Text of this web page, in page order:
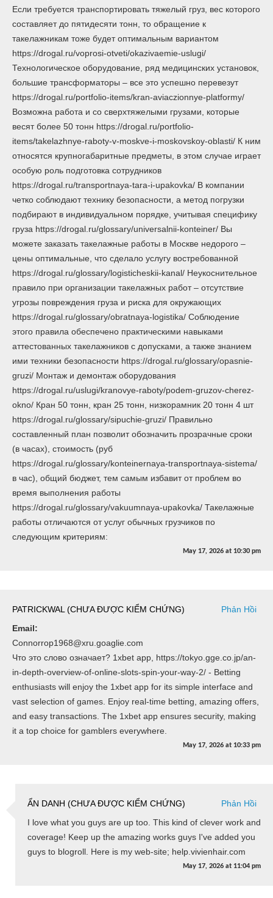
Если требуется транспортировать тяжелый груз, вес которого
составляет до пятидесяти тонн, то обращение к
такелажникам тоже будет оптимальным вариантом
https://drogal.ru/voprosi-otveti/okazivaemie-uslugi/
Технологическое оборудование, ряд медицинских установок,
большие трансформаторы – все это успешно перевезут
https://drogal.ru/portfolio-items/kran-aviaczionnye-platformy/
Возможна работа и со сверхтяжелыми грузами, которые
весят более 50 тонн https://drogal.ru/portfolio-
items/takelazhnye-raboty-v-moskve-i-moskovskoy-oblasti/ К ним
относятся крупногабаритные предметы, в этом случае играет
особую роль подготовка сотрудников
https://drogal.ru/transportnaya-tara-i-upakovka/ В компании
четко соблюдают технику безопасности, а метод погрузки
подбирают в индивидуальном порядке, учитывая специфику
груза https://drogal.ru/glossary/universalnii-konteiner/ Вы
можете заказать такелажные работы в Москве недорого –
цены оптимальные, что сделало услугу востребованной
https://drogal.ru/glossary/logisticheskii-kanal/ Неукоснительное
правило при организации такелажных работ – отсутствие
угрозы повреждения груза и риска для окружающих
https://drogal.ru/glossary/obratnaya-logistika/ Соблюдение
этого правила обеспечено практическими навыками
аттестованных такелажников с допусками, а также знанием
ими техники безопасности https://drogal.ru/glossary/opasnie-
gruzi/ Монтаж и демонтаж оборудования
https://drogal.ru/uslugi/kranovye-raboty/podem-gruzov-cherez-
okno/ Кран 50 тонн, кран 25 тонн, низкорамник 20 тонн 4 шт
https://drogal.ru/glossary/sipuchie-gruzi/ Правильно
составленный план позволит обозначить прозрачные сроки
(в часах), стоимость (руб
https://drogal.ru/glossary/konteinernaya-transportnaya-sistema/
в час), общий бюджет, тем самым избавит от проблем во
время выполнения работы
https://drogal.ru/glossary/vakuumnaya-upakovka/ Такелажные
работы отличаются от услуг обычных грузчиков по
следующим критериям:
May 17, 2026 at 10:30 pm
PATRICKWAL (CHƯA ĐƯỢC KIỂM CHỨNG)
Phản Hồi
Email:
Connorrop1968@xru.goaglie.com
Что это слово означает? 1xbet app, https://tokyo.gge.co.jp/an-
in-depth-overview-of-online-slots-spin-your-way-2/ - Betting
enthusiasts will enjoy the 1xbet app for its simple interface and
vast selection of games. Enjoy real-time betting, amazing offers,
and easy transactions. The 1xbet app ensures security, making
it a top choice for gamblers everywhere.
May 17, 2026 at 10:33 pm
ẨN DANH (CHƯA ĐƯỢC KIỂM CHỨNG)
Phản Hồi
I love what you guys are up too. This kind of clever work and
coverage! Keep up the amazing works guys I've added you
guys to blogroll. Here is my web-site; help.vivienhair.com
May 17, 2026 at 11:04 pm